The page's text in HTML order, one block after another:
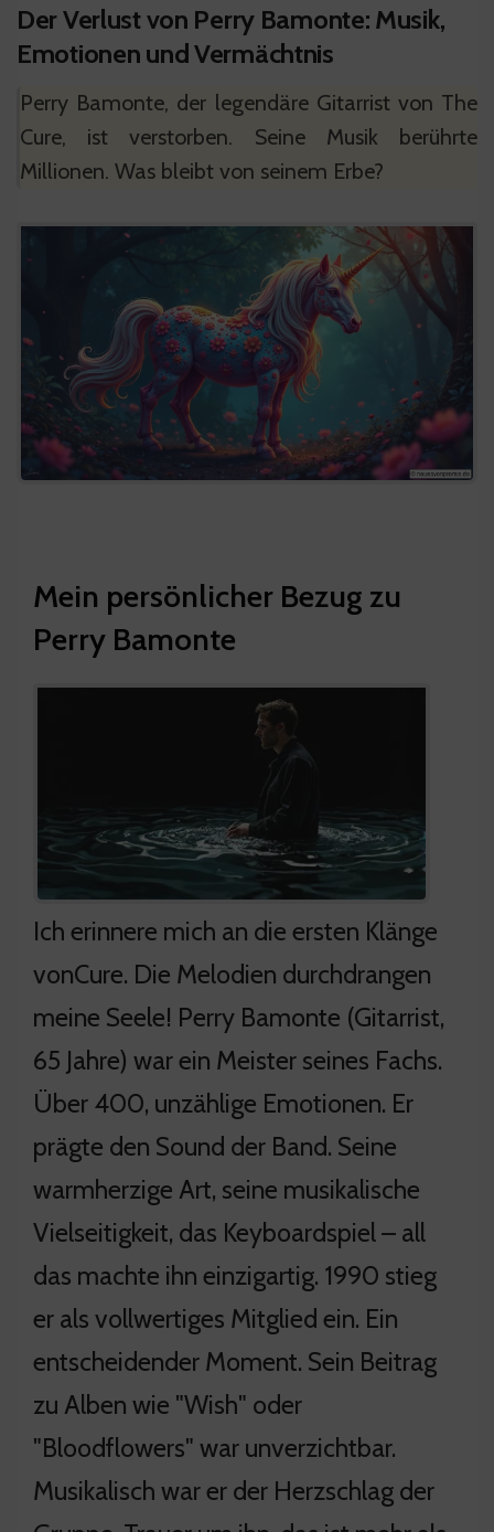
Der Verlust von Perry Bamonte: Musik,
Emotionen und Vermächtnis
Perry Bamonte, der legendäre Gitarrist von The
Cure, ist verstorben. Seine Musik berührte
Millionen. Was bleibt von seinem Erbe?
Mein persönlicher Bezug zu
Perry Bamonte
Ich erinnere mich an die ersten Klänge
vonCure. Die Melodien durchdrangen
meine Seele! Perry Bamonte (Gitarrist,
65 Jahre) war ein Meister seines Fachs.
Über 400, unzählige Emotionen. Er
prägte den Sound der Band. Seine
warmherzige Art, seine musikalische
Vielseitigkeit, das Keyboardspiel – all
das machte ihn einzigartig. 1990 stieg
er als vollwertiges Mitglied ein. Ein
entscheidender Moment. Sein Beitrag
zu Alben wie "Wish" oder
"Bloodflowers" war unverzichtbar.
Musikalisch war er der Herzschlag der